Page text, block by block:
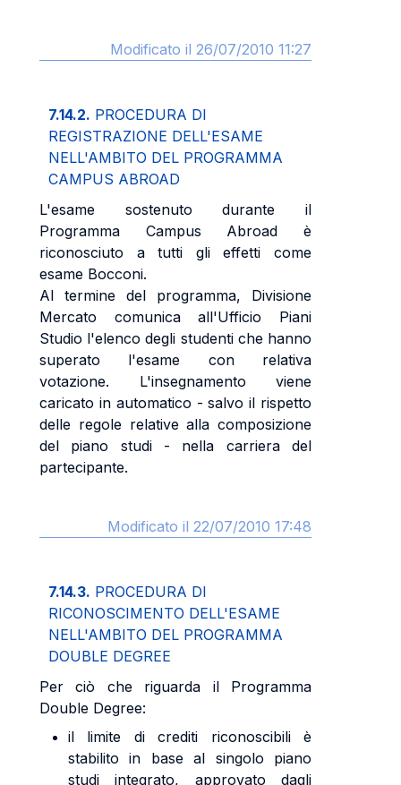
Modificato il 26/07/2010 11:27
7.14.2. PROCEDURA DI
REGISTRAZIONE DELL'ESAME
NELL'AMBITO DEL PROGRAMMA
CAMPUS ABROAD
L'esame sostenuto durante il
Programma Campus Abroad è
riconosciuto a tutti gli effetti come
esame Bocconi.
Al termine del programma, Divisione
Mercato comunica all'Ufficio Piani
Studio l'elenco degli studenti che hanno
superato l'esame con relativa
votazione. L'insegnamento viene
caricato in automatico - salvo il rispetto
delle regole relative alla composizione
del piano studi - nella carriera del
partecipante.
Modificato il 22/07/2010 17:48
7.14.3. PROCEDURA DI
RICONOSCIMENTO DELL'ESAME
NELL'AMBITO DEL PROGRAMMA
DOUBLE DEGREE
Per ciò che riguarda il Programma
Double Degree:
il limite di crediti riconoscibili è
stabilito in base al singolo piano
studi integrato, approvato dagli